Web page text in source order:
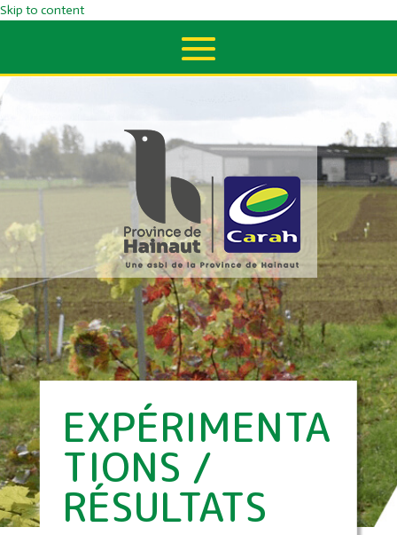
Skip to content
EXPÉRIMENTA
TIONS /
RÉSULTATS